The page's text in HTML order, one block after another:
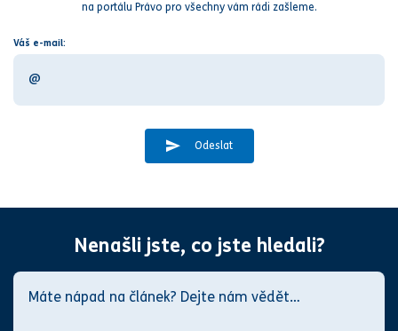
na portálu Právo pro všechny vám rádi zašleme.
Váš e-mail:
Odeslat
Nenašli jste, co jste hledali?